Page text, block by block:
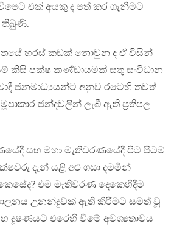
එක් අයකු ද පත් කර ගැනීමට
තිබුණි.
හරස් කඩක් නොවුන ද ඒ විසින්
කිසි පක්ෂ කණ්ඩායමක් සතු සංවිධාන
ජනමාධ්‍යයන්ට අනුව රටෙහි තවත්
ජන්දවලින් ලැබී ඇති ප්‍රතිපල
සහ මහා මැතිවරණයේදී පිට පිටම
දැන් යළි අළු ගසා දමමින්
එම මැතිවරණ දෙකෙහිදීම
උනන්දුවක් ඇති කිරීමට සමත් වූ
දූෂණයට එරෙහි වීමේ අවශ්‍යතාවය